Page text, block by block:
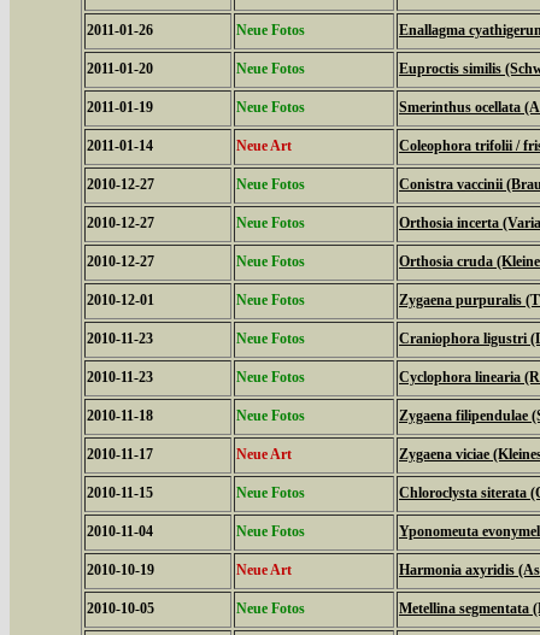
2011-01-26 Neue Fotos Enallagma
2011-01-20 Neue Fotos Euproctis similis
2011-01-19 Neue Fotos Smerinthus ocellata
2011-01-14 Neue Art Coleophora trifolii /
2010-12-27 Neue Fotos Conistra vaccinii
2010-12-27 Neue Fotos Orthosia incerta
2010-12-27 Neue Fotos Orthosia cruda
2010-12-01 Neue Fotos Zygaena purpuralis
2010-11-23 Neue Fotos Craniophora ligustri
2010-11-23 Neue Fotos Cyclophora linearia
2010-11-18 Neue Fotos Zygaena filipendulae
2010-11-17 Neue Art Zygaena viciae
2010-11-15 Neue Fotos Chloroclysta siterata
2010-11-04 Neue Fotos Yponomeuta
2010-10-19 Neue Art Harmonia axyridis
2010-10-05 Neue Fotos Metellina segmentata